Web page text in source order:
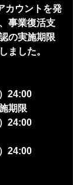
カウントを発
事業復活支
の実施期限
ました。
24:00
期限
24:00
24:00